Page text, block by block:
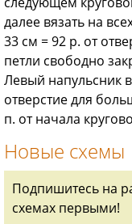
далее вязать на
33 см = 92 р. от
петли свободно
Левый напульсник
отверстие для
п. от начала
Новые схемы
Подпишитесь на
схемах первыми!